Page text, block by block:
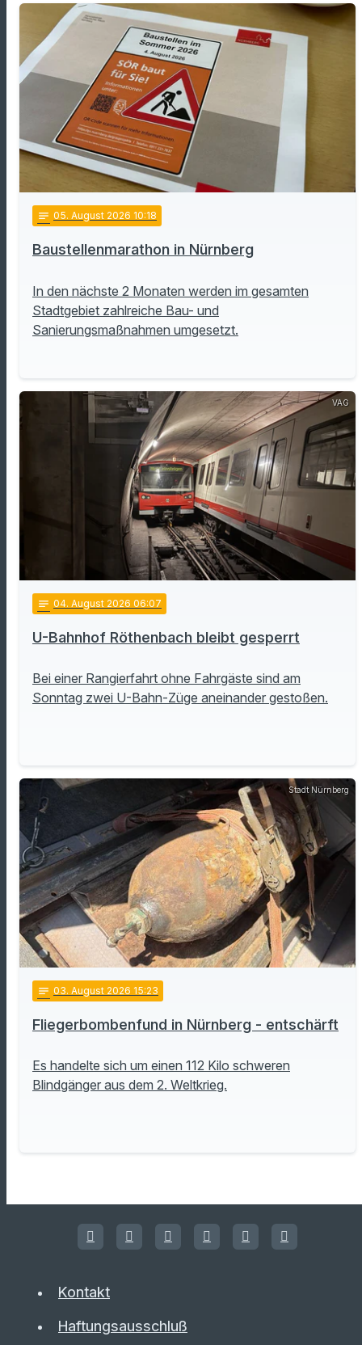
notes 05. August 2026 10:18
Baustellenmarathon in Nürnberg
In den nächste 2 Monaten werden im gesamten
Stadtgebiet zahlreiche Bau- und
Sanierungsmaßnahmen umgesetzt.
VAG
notes 04. August 2026 06:07
U-Bahnhof Röthenbach bleibt gesperrt
Bei einer Rangierfahrt ohne Fahrgäste sind am
Sonntag zwei U-Bahn-Züge aneinander gestoßen.
Stadt Nürnberg
notes 03. August 2026 15:23
Fliegerbombenfund in Nürnberg - entschärft
Es handelte sich um einen 112 Kilo schweren
Blindgänger aus dem 2. Weltkrieg.
Kontakt
Haftungsausschluß